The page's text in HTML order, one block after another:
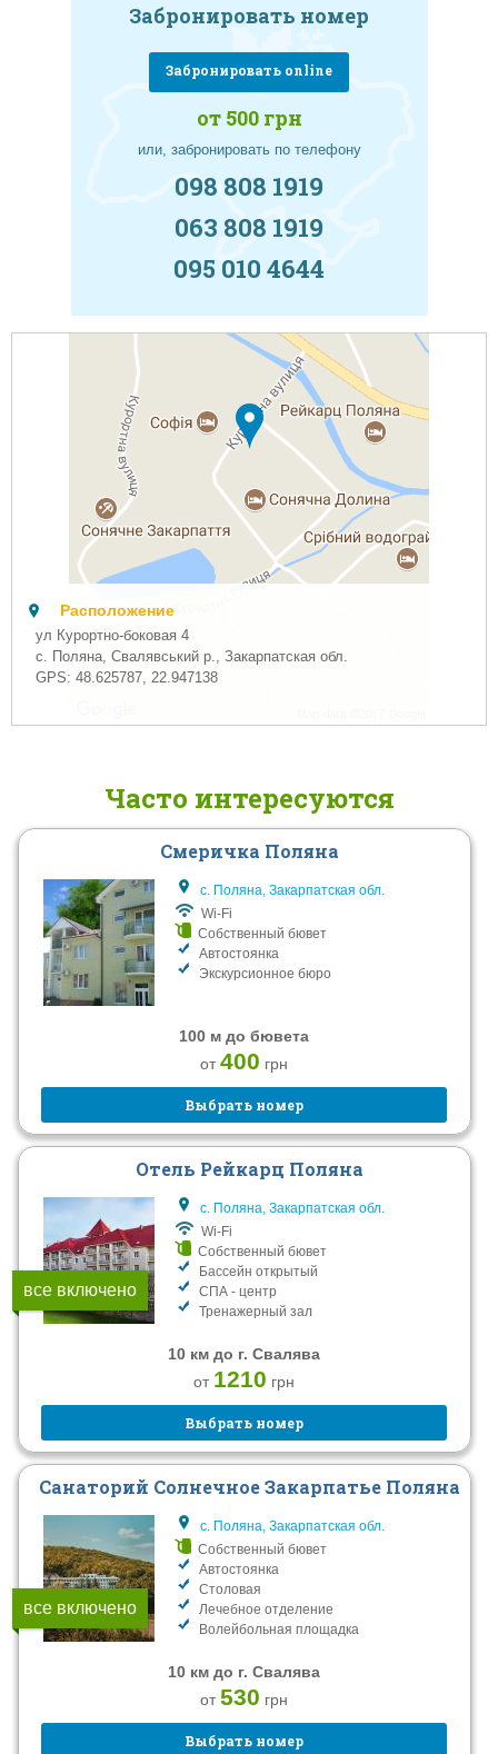
Забронировать номер
Забронировать online
от 500 грн
или, забронировать по телефону
098 808 1919
063 808 1919
095 010 4644
Расположение
ул Курортно-боковая 4
с. Поляна, Свалявський р., Закарпатская обл.
GPS:48.625787,22.947138
Часто интересуются
Смеричка Поляна
с. Поляна, Закарпатская обл.
Wi-Fi
Собственный бювет
Автостоянка
Экскурсионное бюро
100 м до бювета
от400 грн
Выбрать номер
все включено
Отель Рейкарц Поляна
с. Поляна, Закарпатская обл.
Wi-Fi
Собственный бювет
Бассейн открытый
СПА - центр
Тренажерный зал
10 км до г. Свалява
от 1210 грн
Выбрать номер
все включено
Санаторий Солнечное Закарпатье Поляна
с. Поляна, Закарпатская обл.
Собственный бювет
Автостоянка
Столовая
Лечебное отделение
Волейбольная площадка
10 км до г. Свалява
от530 грн
Выбрать номер